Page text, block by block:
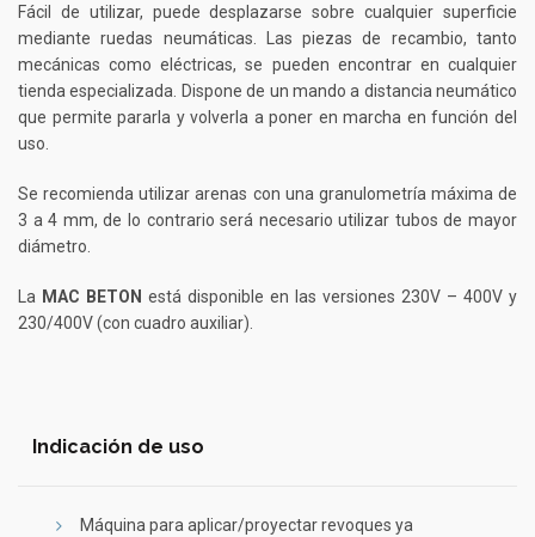
Fácil de utilizar, puede desplazarse sobre cualquier superficie
mediante ruedas neumáticas. Las piezas de recambio, tanto
mecánicas como eléctricas, se pueden encontrar en cualquier
tienda especializada. Dispone de un mando a distancia neumático
que permite pararla y volverla a poner en marcha en función del
uso.
Se recomienda utilizar arenas con una granulometría máxima de
3 a 4 mm, de lo contrario será necesario utilizar tubos de mayor
diámetro.
La MAC BETON está disponible en las versiones 230V – 400V y
230/400V (con cuadro auxiliar).
Indicación de uso
Máquina para aplicar/proyectar revoques ya